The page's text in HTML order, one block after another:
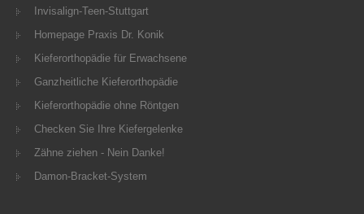
Invisalign-Teen-Stuttgart
Homepage Praxis Dr. Konik
Kieferorthopädie für Erwachsene
Ganzheitliche Kieferorthopädie
Kieferorthopädie ohne Röntgen
Checken Sie Ihre Kiefergelenke
Zähne ziehen - Nein Danke!
Damon-Bracket-System